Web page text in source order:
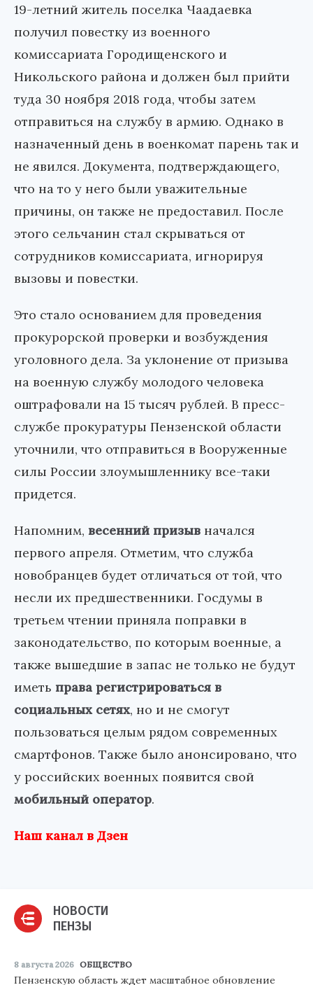
19-летний житель поселка Чаадаевка
получил повестку из военного
комиссариата Городищенского и
Никольского района и должен был прийти
туда 30 ноября 2018 года, чтобы затем
отправиться на службу в армию. Однако в
назначенный день в военкомат парень так и
не явился. Документа, подтверждающего,
что на то у него были уважительные
причины, он также не предоставил. После
этого сельчанин стал скрываться от
сотрудников комиссариата, игнорируя
вызовы и повестки.
Это стало основанием для проведения
прокурорской проверки и возбуждения
уголовного дела. За уклонение от призыва
на военную службу молодого человека
оштрафовали на 15 тысяч рублей. В пресс-
службе прокуратуры Пензенской области
уточнили, что отправиться в Вооруженные
силы России злоумышленнику все-таки
придется.
Напомним, весенний призыв начался
первого апреля. Отметим, что служба
новобранцев будет отличаться от той, что
несли их предшественники. Госдумы в
третьем чтении приняла поправки в
законодательство, по которым военные, а
также вышедшие в запас не только не будут
иметь права регистрироваться в
социальных сетях, но и не смогут
пользоваться целым рядом современных
смартфонов. Также было анонсировано, что
у российских военных появится свой
мобильный оператор.
Наш канал в Дзен
НОВОСТИ
ПЕНЗЫ
8 августа 2026 ОБЩЕСТВО
Пензенскую область ждет масштабное обновление